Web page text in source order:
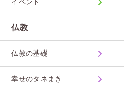
イベント
仏教
仏教の基礎
幸せのタネまき